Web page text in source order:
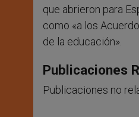
que abrieron para
como «a los
de la educación».
Publicaciones
Publicaciones no